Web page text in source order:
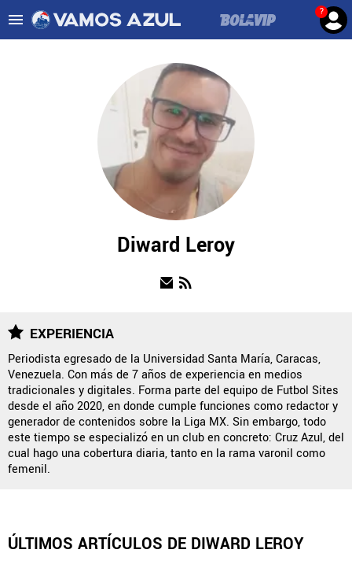
?
QUIENES SOMOS | STAFF | CONTACTO
Este portal es una sección especial del portal Bolavip.com
con información destinada a los fans del Club.
Diward Leroy
EXPERIENCIA
Periodista egresado de la Universidad Santa María, Caracas,
Venezuela. Con más de 7 años de experiencia en medios
tradicionales y digitales. Forma parte del equipo de Futbol Sites
desde el año 2020, en donde cumple funciones como redactor y
generador de contenidos sobre la Liga MX. Sin embargo, todo
este tiempo se especializó en un club en concreto: Cruz Azul, del
cual hago una cobertura diaria, tanto en la rama varonil como
femenil.
ÚLTIMOS ARTÍCULOS DE DIWARD LEROY